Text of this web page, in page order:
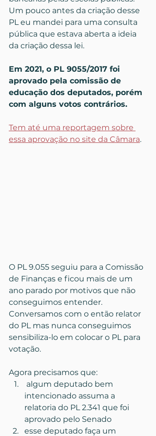
Um pouco antes da criação desse
PL eu mandei para uma consulta
pública que estava aberta a ideia
da criação dessa lei.
Em 2021, o PL 9055/2017 foi
aprovado pela comissão de
educação dos deputados, porém
com alguns votos contrários.
Tem até uma reportagem sobre
essa aprovação no site da Câmara.
O PL 9.055 seguiu para a Comissão
de Finanças e ficou mais de um
ano parado por motivos que não
conseguimos entender.
Conversamos com o então relator
do PL mas nunca conseguimos
sensibiliza-lo em colocar o PL para
votação.
Agora precisamos que:
intencionado assuma a
relatoria do PL 2.341 que foi
aprovado pelo Senado
esse deputado faça um